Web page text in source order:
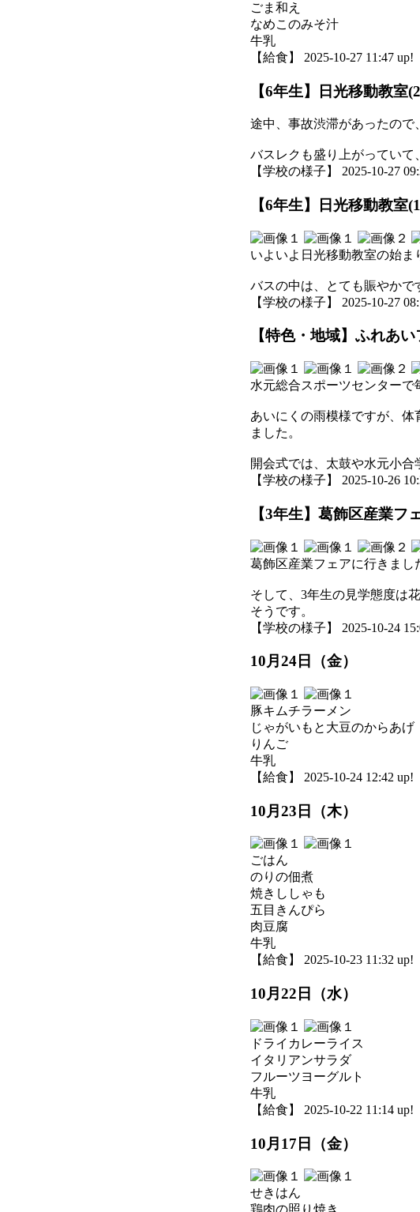
ごま和え
なめこのみそ汁
牛乳
【給食】 2025-10-27 11:47 up!
【6年生】日光移動教室
途中、事故渋滞があったので
バスレクも盛り上がっていて
【学校の様子】 2025-10-27
【6年生】日光移動教室
いよいよ日光移動教室の始ま
バスの中は、とても賑やかで
【学校の様子】 2025-10-27
【特色・地域】ふれあ
水元総合スポーツセンターで
あいにくの雨模様ですが、
ました。
開会式では、太鼓や水元小合
【学校の様子】 2025-10-26
【3年生】葛飾区産業フ
葛飾区産業フェアに行きまし
そして、3年生の見学態度は
そうです。
【学校の様子】 2025-10-24
10月24日（金）
豚キムチラーメン
じゃがいもと大豆のからあげ
りんご
牛乳
【給食】 2025-10-24 12:42 up!
10月23日（木）
ごはん
のりの佃煮
焼きししゃも
五目きんぴら
肉豆腐
牛乳
【給食】 2025-10-23 11:32 up!
10月22日（水）
ドライカレーライス
イタリアンサラダ
フルーツヨーグルト
牛乳
【給食】 2025-10-22 11:14 up!
10月17日（金）
せきはん